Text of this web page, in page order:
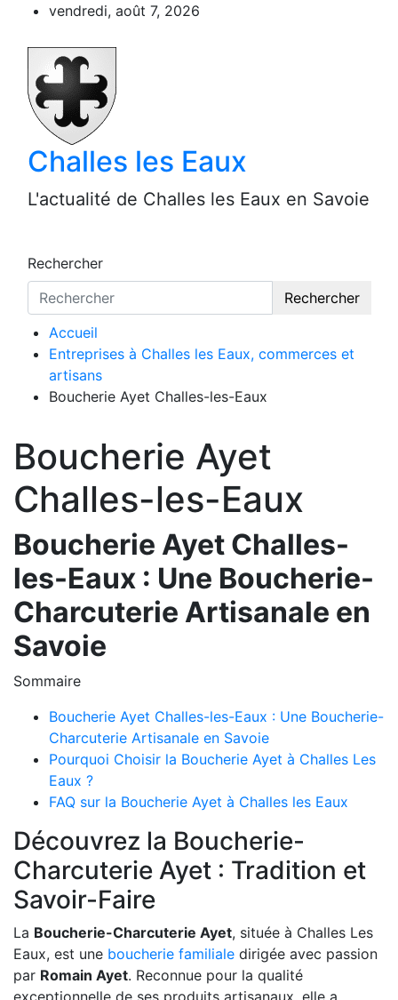
contenu
vendredi, août 7, 2026
Challes les Eaux
L'actualité de Challes les Eaux en Savoie
Rechercher
Rechercher
Accueil
Entreprises à Challes les Eaux, commerces et
artisans
Boucherie Ayet Challes-les-Eaux
Boucherie Ayet
Challes-les-Eaux
Boucherie Ayet Challes-
les-Eaux : Une Boucherie-
Charcuterie Artisanale en
Savoie
Sommaire
Boucherie Ayet Challes-les-Eaux : Une Boucherie-
Charcuterie Artisanale en Savoie
Pourquoi Choisir la Boucherie Ayet à Challes Les
Eaux ?
FAQ sur la Boucherie Ayet à Challes les Eaux
Découvrez la Boucherie-
Charcuterie Ayet : Tradition et
Savoir-Faire
La Boucherie-Charcuterie Ayet, située à Challes Les
Eaux, est une boucherie familiale dirigée avec passion
par Romain Ayet. Reconnue pour la qualité
exceptionnelle de ses produits artisanaux, elle a